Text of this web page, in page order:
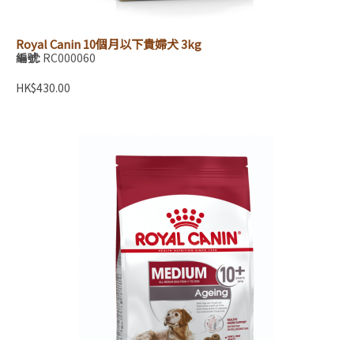
Royal Canin 10個月以下貴婦犬 3kg
編號: RC000060
HK$430.00